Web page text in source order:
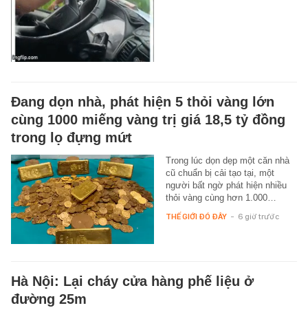
Đang dọn nhà, phát hiện 5 thỏi vàng lớn
cùng 1000 miếng vàng trị giá 18,5 tỷ đồng
trong lọ đựng mứt
Trong lúc dọn dẹp một căn nhà
cũ chuẩn bị cải tạo tại, một
người bất ngờ phát hiện nhiều
thỏi vàng cùng hơn 1.000…
THẾ GIỚI ĐÓ ĐÂY - 6 giờ trước
Hà Nội: Lại cháy cửa hàng phế liệu ở
đường 25m